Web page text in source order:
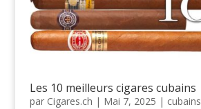
Les 10 meilleurs cigares cubains
par Cigares.ch | Mai 7, 2025 | cubains